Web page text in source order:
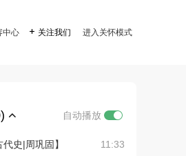
中心  关注我们 进入关怀模式
自动播放
史|周巩固】
11:33